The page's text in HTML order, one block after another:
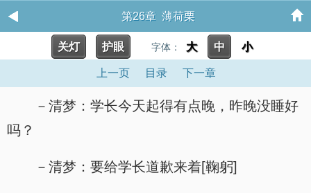
第26章 薄荷栗
关灯 护眼 字体： 大 中 小
上一页 目录 下一章
－清梦：学长今天起得有点晚，昨晚没睡好
吗？
－清梦：要给学长道歉来着[鞠躬]